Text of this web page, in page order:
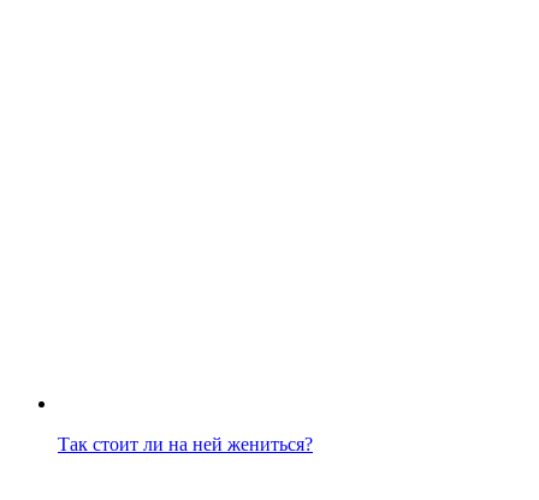
Так стоит ли на ней жениться?